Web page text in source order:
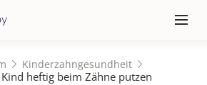
≡
Kinderzahngesundheit
heftig beim Zähne putzen